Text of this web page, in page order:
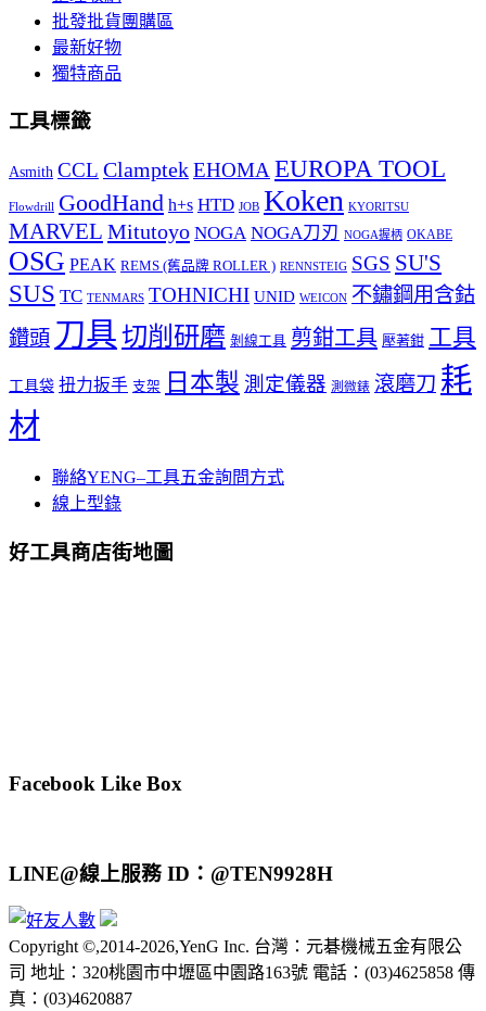
批發批貨團購區
最新好物
獨特商品
工具標籤
Asmith CCL ClamptekEHOMA EUROPA TOOL
Flowdrill GoodHand h+s HTD JOB Koken KYORITSU
MARVEL Mitutoyo NOGA NOGA刀刃 NOGA握柄 OKABE
OSG PEAK REMS (舊品牌 ROLLER ) RENNSTEIG SGS SU'S
SUS TC TENMARS TOHNICHI UNID WEICON 不鏽鋼用含鈷
鑽頭 刀具切削研磨 剝線工具 剪鉗工具 壓著鉗 工具
工具袋 扭力扳手 支架 日本製 測定儀器 測微錶 滾磨刀 耗
材
聯絡YENG–工具五金詢問方式
線上型錄
好工具商店街地圖
Facebook Like Box
LINE@線上服務 ID：@TEN9928H
Copyright ©,2014-2026,YenG Inc. 台灣：元碁機械五金有限公
司 地址：320桃園市中壢區中園路163號 電話：(03)4625858 傳
真：(03)4620887